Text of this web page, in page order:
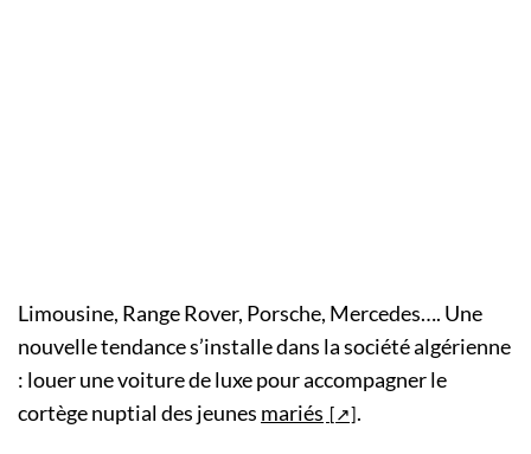
Limousine, Range Rover, Porsche, Mercedes…. Une
nouvelle tendance s’installe dans la société algérienne
: louer une voiture de luxe pour accompagner le
cortège nuptial des jeunes mariés .